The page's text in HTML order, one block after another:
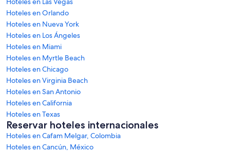
Hoteles en Orlando
Hoteles en Nueva York
Hoteles en Los Ángeles
Hoteles en Miami
Hoteles en Myrtle Beach
Hoteles en Chicago
Hoteles en Virginia Beach
Hoteles en San Antonio
Hoteles en California
Hoteles en Texas
Reservar hoteles internacionales
Hoteles en Cafam Melgar, Colombia
Hoteles en Cancún, México